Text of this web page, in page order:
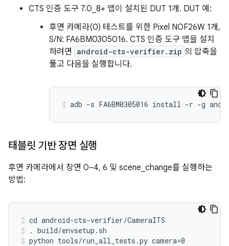
CTS 인증 도구 7.0_8+ 앱이 설치된 DUT 1개. DUT 예:
후면 카메라(0) 테스트를 위한 Pixel NOF26W 1개,
S/N: FA6BM0305016. CTS 인증 도구 앱을 설치
하려면
android-cts-verifier.zip 의 압축을
풀고 다음을 실행합니다.
태블릿 기반 장면 실행
후면 카메라에서 장면 0~4, 6 및 scene_change를 실행하는
방법:
cd android-cts-verifier/CameraITS
. build/envsetup.sh
python tools/run_all_tests.py camera=0